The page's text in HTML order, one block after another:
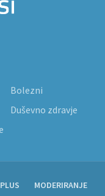
Bolezni
Duševno zdravje
MODERIRANJE